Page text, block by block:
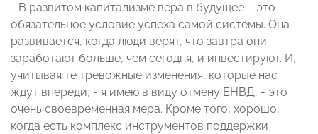
- В развитом капитализме вера в будущее – это
обязательное условие успеха самой системы. Она
развивается, когда люди верят, что завтра они
заработают больше, чем сегодня, и инвестируют. И,
учитывая те тревожные изменения, которые нас
ждут впереди, - я имею в виду отмену ЕНВД, - это
очень своевременная мера. Кроме того, хорошо,
когда есть комплекс инструментов поддержки